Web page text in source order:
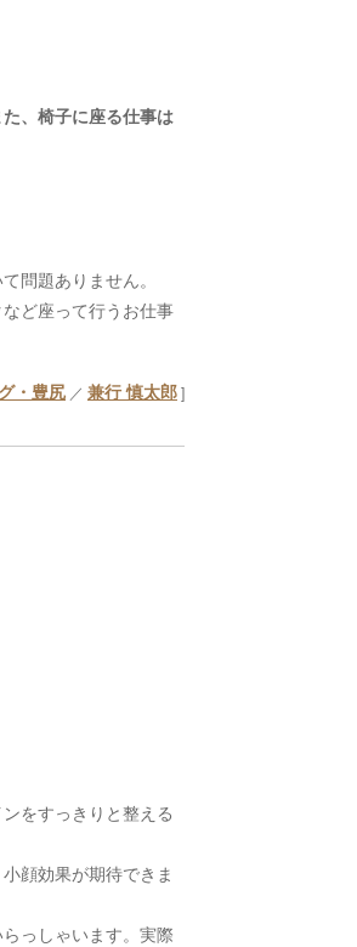
、椅子に座る仕事は
問題ありません。
ど座って行うお仕事
・豊尻 ／ 兼行 慎太郎]
をすっきりと整える
顔効果が期待できま
っしゃいます。実際